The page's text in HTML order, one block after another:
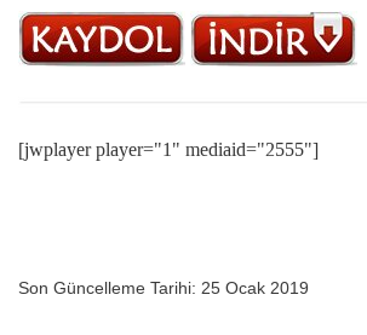
[jwplayer player="1" mediaid="2555"]
Son Güncelleme Tarihi: 25 Ocak 2019